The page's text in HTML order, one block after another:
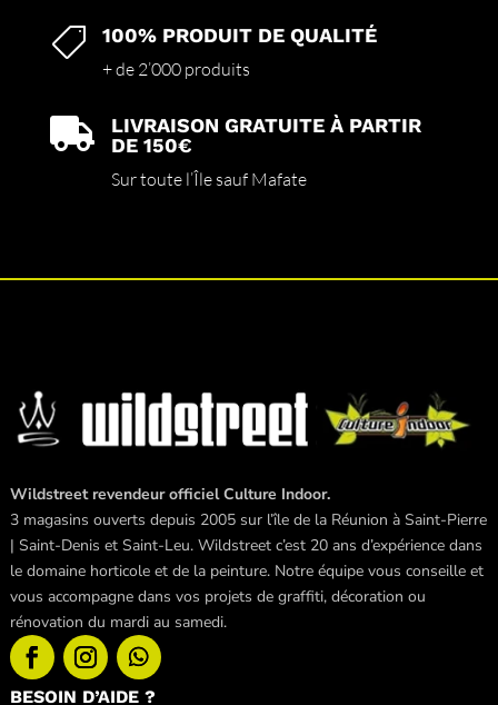
 100% PRODUIT DE QUALITÉ
+ de 2’000 produits

LIVRAISON GRATUITE À PARTIR
DE 150€
Sur toute l’Île sauf Mafate
Wildstreet revendeur officiel Culture Indoor.
3 magasins ouverts depuis 2005 sur l’île de la Réunion à Saint-Pierre
| Saint-Denis et Saint-Leu. Wildstreet c’est 20 ans d’expérience dans
le domaine horticole et de la peinture. Notre équipe vous conseille et
vous accompagne dans vos projets de graffiti, décoration ou
rénovation du mardi au samedi.
BESOIN D’AIDE ?